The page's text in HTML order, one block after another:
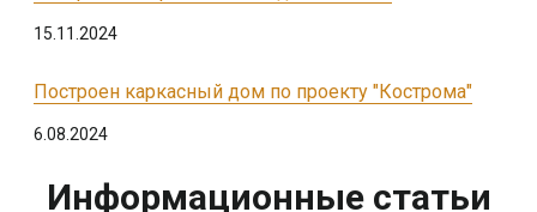
15.11.2024
Построен каркасный дом по проекту "Кострома"
6.08.2024
Информационные статьи